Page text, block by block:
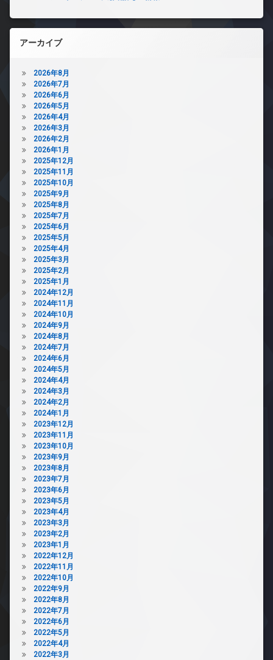
アーカイブ
2026年8月
2026年7月
2026年6月
2026年5月
2026年4月
2026年3月
2026年2月
2026年1月
2025年12月
2025年11月
2025年10月
2025年9月
2025年8月
2025年7月
2025年6月
2025年5月
2025年4月
2025年3月
2025年2月
2025年1月
2024年12月
2024年11月
2024年10月
2024年9月
2024年8月
2024年7月
2024年6月
2024年5月
2024年4月
2024年3月
2024年2月
2024年1月
2023年12月
2023年11月
2023年10月
2023年9月
2023年8月
2023年7月
2023年6月
2023年5月
2023年4月
2023年3月
2023年2月
2023年1月
2022年12月
2022年11月
2022年10月
2022年9月
2022年8月
2022年7月
2022年6月
2022年5月
2022年4月
2022年3月